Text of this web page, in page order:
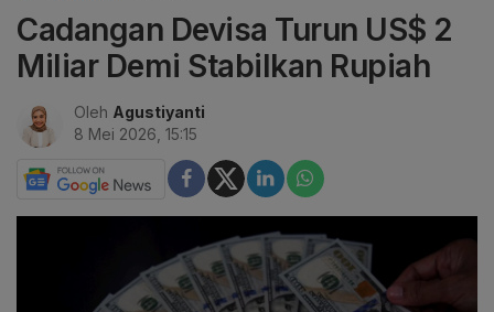
Cadangan Devisa Turun US$ 2
Miliar Demi Stabilkan Rupiah
Oleh Agustiyanti
8 Mei 2026, 15:15